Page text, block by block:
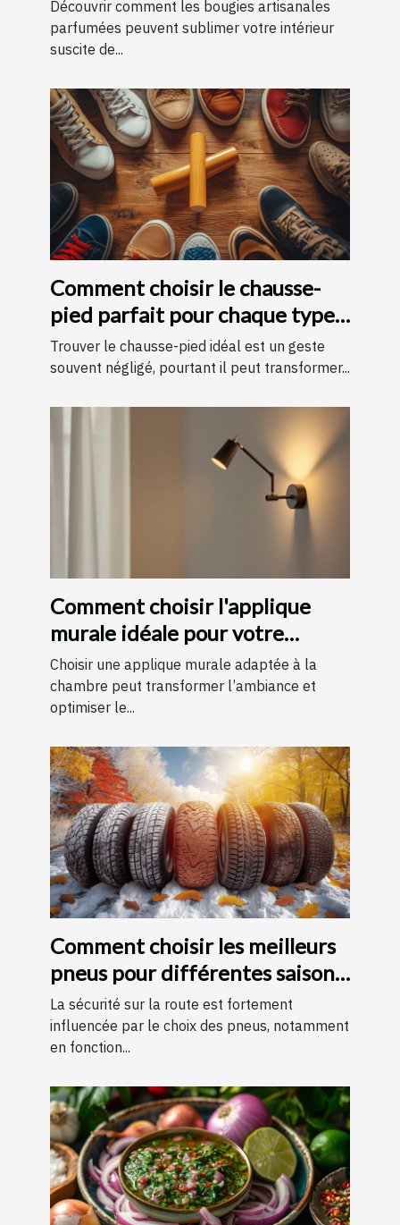
Découvrir comment les bougies artisanales
parfumées peuvent sublimer votre intérieur
suscite de...
Comment choisir le chausse-
pied parfait pour chaque type
de chaussure
Trouver le chausse-pied idéal est un geste
souvent négligé, pourtant il peut transformer...
Comment choisir l'applique
murale idéale pour votre
chambre
Choisir une applique murale adaptée à la
chambre peut transformer l’ambiance et
optimiser le...
Comment choisir les meilleurs
pneus pour différentes saisons
?
La sécurité sur la route est fortement
influencée par le choix des pneus, notamment
en fonction...